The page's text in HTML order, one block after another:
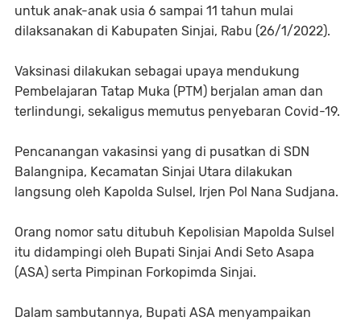
untuk anak-anak usia 6 sampai 11 tahun mulai
dilaksanakan di Kabupaten Sinjai, Rabu (26/1/2022).
Vaksinasi dilakukan sebagai upaya mendukung
Pembelajaran Tatap Muka (PTM) berjalan aman dan
terlindungi, sekaligus memutus penyebaran Covid-19.
Pencanangan vakasinsi yang di pusatkan di SDN
Balangnipa, Kecamatan Sinjai Utara dilakukan
langsung oleh Kapolda Sulsel, Irjen Pol Nana Sudjana.
Orang nomor satu ditubuh Kepolisian Mapolda Sulsel
itu didampingi oleh Bupati Sinjai Andi Seto Asapa
(ASA) serta Pimpinan Forkopimda Sinjai.
Dalam sambutannya, Bupati ASA menyampaikan